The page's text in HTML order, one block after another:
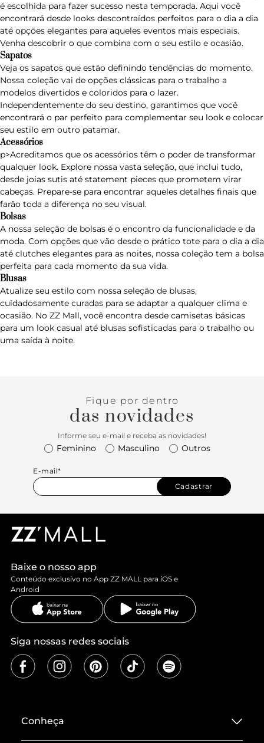
é escolhida para fazer sucesso nesta temporada. Aqui você
encontrará desde looks descontraídos perfeitos para o dia a dia
até opções elegantes para aqueles eventos mais especiais.
Venha descobrir o que combina com o seu estilo e ocasião.
Sapatos
Veja os sapatos que estão definindo tendências do momento.
Nossa coleção vai de opções clássicas para o trabalho a
modelos divertidos e coloridos para o lazer.
Independentemente do seu destino, garantimos que você
encontrará o par perfeito para complementar seu look e colocar
seu estilo em outro patamar.
Acessórios
p>Acreditamos que os acessórios têm o poder de transformar
qualquer look. Explore nossa vasta seleção, que inclui tudo,
desde joias sutis até statement pieces que prometem virar
cabeças. Prepare-se para encontrar aqueles detalhes finais que
farão toda a diferença no seu visual.
Bolsas
A nossa seleção de bolsas é o encontro da funcionalidade e da
moda. Com opções que vão desde o prático tote para o dia a dia
até clutches elegantes para as noites, nossa coleção tem a bolsa
perfeita para cada momento da sua vida.
Blusas
Atualize seu estilo com nossa seleção de blusas,
cuidadosamente curadas para se adaptar a qualquer clima e
ocasião. No ZZ Mall, você encontra desde camisetas básicas
para um look casual até blusas sofisticadas para o trabalho ou
uma saída à noite.
Fique por dentro
das novidades
Informe seu e-mail e receba as novidades!
Feminino Masculino Outros
E-mail*
Cadastrar
Baixe o nosso app
Conteúdo exclusivo no App ZZ MALL para iOS e
Android
Siga nossas redes sociais
Conheça